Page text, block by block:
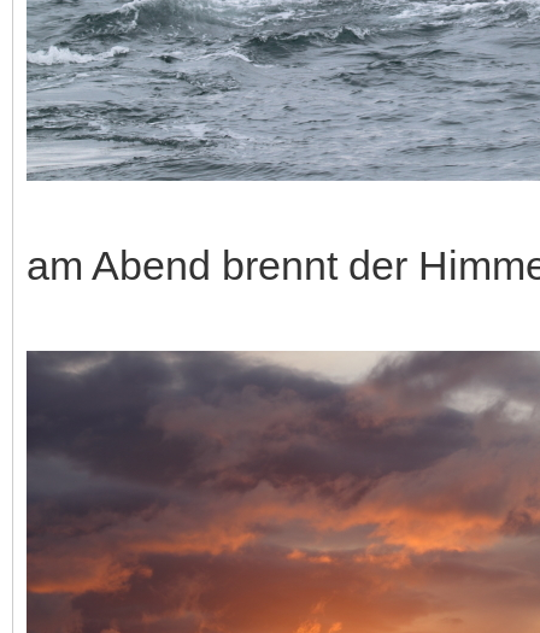
am Abend brennt der